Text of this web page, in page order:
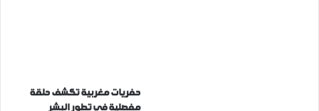
حفريات مغربية تكشف حلقة
مفصلية في تطور البشر